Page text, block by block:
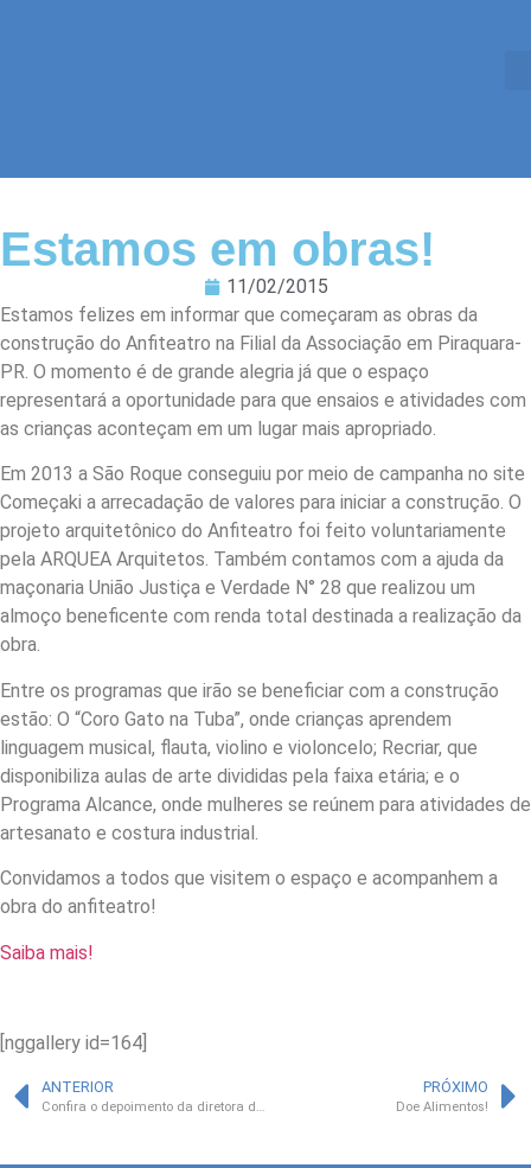
Estamos em obras!
11/02/2015
Estamos felizes em informar que começaram as obras da
construção do Anfiteatro na Filial da Associação em Piraquara-
PR. O momento é de grande alegria já que o espaço
representará a oportunidade para que ensaios e atividades com
as crianças aconteçam em um lugar mais apropriado.
Em 2013 a São Roque conseguiu por meio de campanha no site
Começaki a arrecadação de valores para iniciar a construção. O
projeto arquitetônico do Anfiteatro foi feito voluntariamente
pela ARQUEA Arquitetos. Também contamos com a ajuda da
maçonaria União Justiça e Verdade N° 28 que realizou um
almoço beneficente com renda total destinada a realização da
obra.
Entre os programas que irão se beneficiar com a construção
estão: O “Coro Gato na Tuba”, onde crianças aprendem
linguagem musical, flauta, violino e violoncelo; Recriar, que
disponibiliza aulas de arte divididas pela faixa etária; e o
Programa Alcance, onde mulheres se reúnem para atividades de
artesanato e costura industrial.
Convidamos a todos que visitem o espaço e acompanhem a
obra do anfiteatro!
Saiba mais!
[nggallery id=164]
ANTERIOR
Confira o depoimento da diretora do curta “Nossa casa”
PRÓXIMO
Doe Alimentos!